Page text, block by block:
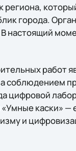
региона,
города.
настоящий
работ
соблюдением
цифровой
каски» —
и